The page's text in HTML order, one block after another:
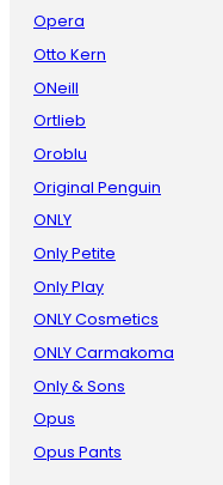
Opera
Otto Kern
ONeill
Ortlieb
Oroblu
Original Penguin
ONLY
Only Petite
Only Play
ONLY Cosmetics
ONLY Carmakoma
Only & Sons
Opus
Opus Pants